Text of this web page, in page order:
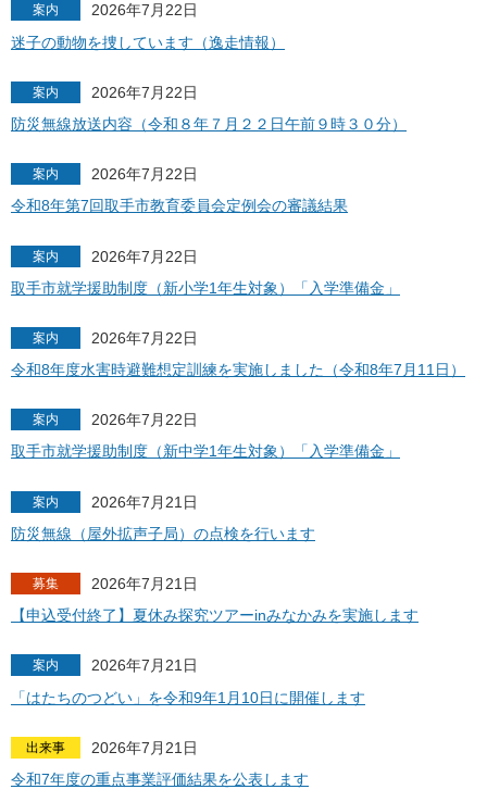
案内
2026年7月22日
迷子の動物を捜しています（逸走情報）
案内
2026年7月22日
防災無線放送内容（令和８年７月２２日午前９時３０分）
案内
2026年7月22日
令和8年第7回取手市教育委員会定例会の審議結果
案内
2026年7月22日
取手市就学援助制度（新小学1年生対象）「入学準備金」
案内
2026年7月22日
令和8年度水害時避難想定訓練を実施しました（令和8年7月11日）
案内
2026年7月22日
取手市就学援助制度（新中学1年生対象）「入学準備金」
案内
2026年7月21日
防災無線（屋外拡声子局）の点検を行います
募集
2026年7月21日
【申込受付終了】夏休み探究ツアーinみなかみを実施します
案内
2026年7月21日
「はたちのつどい」を令和9年1月10日に開催します
出来事
2026年7月21日
令和7年度の重点事業評価結果を公表します